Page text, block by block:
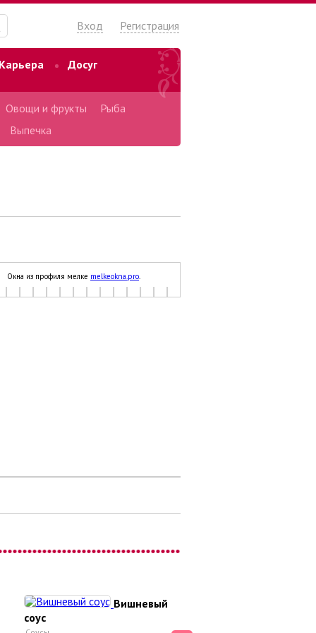
Вход Регистрация
Карьера
Досуг
Овощи и фрукты
Рыба
Выпечка
Окна из профиля мелке melkeokna.pro.
Вишневый
соус